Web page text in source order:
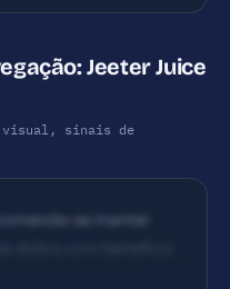
Jeeter Juice
visual, sinais de
se manter